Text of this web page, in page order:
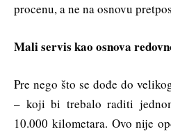
procenu, a ne na osnovu
Mali servis kao osnova
Pre nego što se dođe do
– koji bi trebalo raditi
10.000 kilometara. Ovo nije